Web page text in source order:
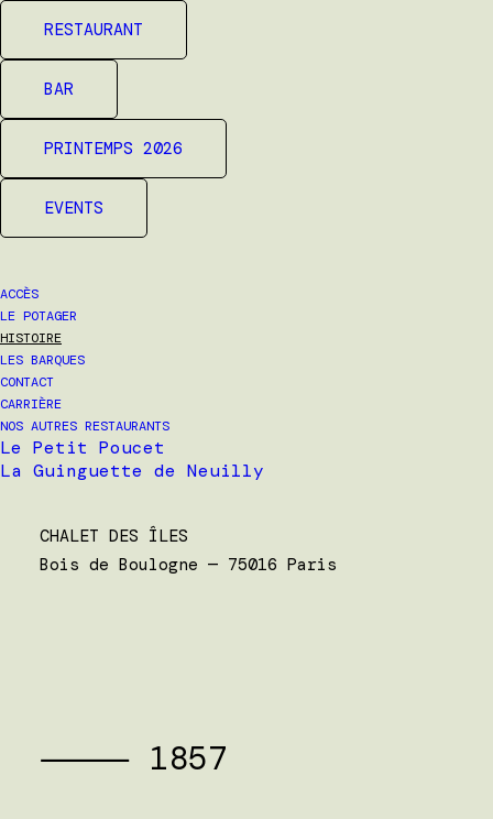
RESTAURANT
BAR
PRINTEMPS 2026
EVENTS
ACCÈS
LE POTAGER
HISTOIRE
LES BARQUES
CONTACT
CARRIÈRE
NOS AUTRES RESTAURANTS
Le Petit Poucet
La Guinguette de Neuilly
CHALET DES ÎLES
Bois de Boulogne — 75016 Paris
⸻ 1857